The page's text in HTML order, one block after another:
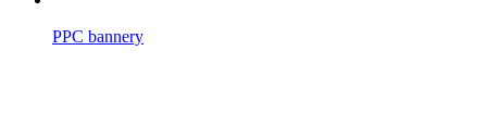
PPC bannery